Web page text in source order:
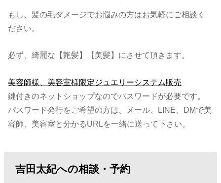
もし、髪の毛ダメージでお悩みの方はお気軽にご相談く
ださい。
必ず、綺麗な【艶髪】【美髪】にさせて頂きます。
美容師様、美容室様限定ジュエリーシステム販売
鍵付きのネットショップなのでパスワードが必要です。
パスワード発行をご希望の方は、メール、LINE、DMで美
容師、美容室と分かるURLを一緒に送って下さい。
吉田太紀への相談・予約